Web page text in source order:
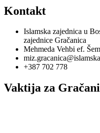
Kontakt
Islamska zajednica u
zajednice Gračanica
Mehmeda Vehbi ef.
+387 702 778
Vaktija za